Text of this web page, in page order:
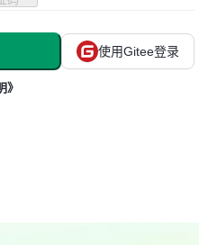
使用Gitee登录
》